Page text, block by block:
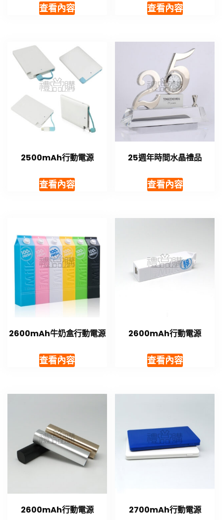
查看內容 查看內容
2500mAh行動電源
查看內容
25週年時間水晶禮品
查看內容
2600mAh牛奶盒行動電源
查看內容
2600mAh行動電源
查看內容
2600mAh行動電源 2700mAh行動電源